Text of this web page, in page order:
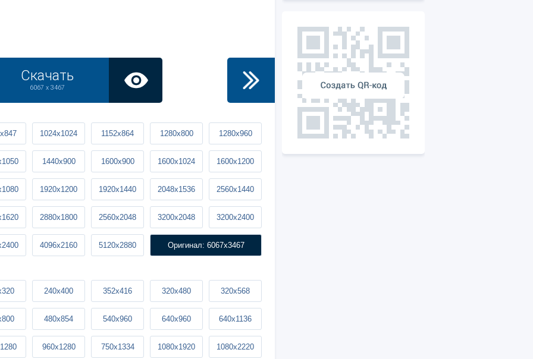
Скачать
6067 x 3467
1024x1024 1152x864 1280x800 1280x960
1440x900 1600x900 1600x1024 1600x1200
1920x1200 1920x1440 2048x1536 2560x1440
2880x1800 2560x2048 3200x2048 3200x2400
4096x2160 5120x2880 Оригинал: 6067x3467
240x400 352x416 320x480 320x568
480x854 540x960 640x960 640x1136
960x1280 750x1334 1080x1920 1080x2220